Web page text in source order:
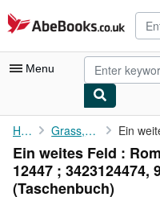
Skip to main content
AbeBooks.co.uk
Menu
My Account
My Purchases
Advanced Search
Home Grass, Günter:
Ein weites Feld :
12447 ; 3423124474,
(Taschenbuch)